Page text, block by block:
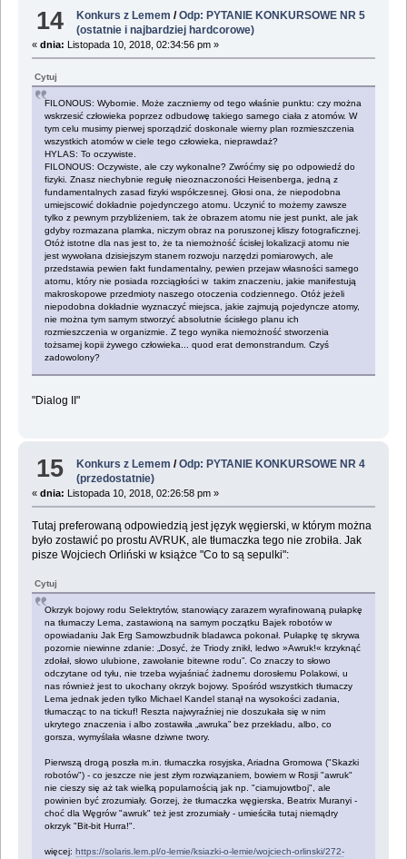
14 Konkurs z Lemem /Odp: PYTANIE KONKURSOWE NR 5
(ostatnie i najbardziej hardcorowe)
« dnia: Listopada 10, 2018, 02:34:56 pm »
Cytuj
FILONOUS: Wybornie. Może zaczniemy od tego właśnie punktu: czy można
wskrzesić człowieka poprzez odbudowę takiego samego ciała z atomów. W
tym celu musimy pierwej sporządzić doskonale wierny plan rozmieszczenia
wszystkich atomów w ciele tego człowieka, nieprawdaż?
HYLAS: To oczywiste.
FILONOUS: Oczywiste, ale czy wykonalne? Zwróćmy się po odpowiedź do
fizyki. Znasz niechybnie regułę nieoznaczoności Heisenberga, jedną z
fundamentalnych zasad fizyki współczesnej. Głosi ona, że niepodobna
umiejscowić dokładnie pojedynczego atomu. Uczynić to możemy zawsze
tylko z pewnym przybliżeniem, tak że obrazem atomu nie jest punkt, ale jak
gdyby rozmazana plamka, niczym obraz na poruszonej kliszy fotograficznej.
Otóż istotne dla nas jest to, że ta niemożność ścisłej lokalizacji atomu nie
jest wywołana dzisiejszym stanem rozwoju narzędzi pomiarowych, ale
przedstawia pewien fakt fundamentalny, pewien przejaw własności samego
atomu, który nie posiada rozciągłości w takim znaczeniu, jakie manifestują
makroskopowe przedmioty naszego otoczenia codziennego. Otóż jeżeli
niepodobna dokładnie wyznaczyć miejsca, jakie zajmują pojedyncze atomy,
nie można tym samym stworzyć absolutnie ścisłego planu ich
rozmieszczenia w organizmie. Z tego wynika niemożność stworzenia
tożsamej kopii żywego człowieka... quod erat demonstrandum. Czyś
zadowolony?
"Dialog II"
15 Konkurs z Lemem /Odp: PYTANIE KONKURSOWE NR 4
(przedostatnie)
« dnia: Listopada 10, 2018, 02:26:58 pm »
Tutaj preferowaną odpowiedzią jest język węgierski, w którym można
było zostawić po prostu AVRUK, ale tłumaczka tego nie zrobiła. Jak
pisze Wojciech Orliński w książce "Co to są sepulki":
Cytuj
Okrzyk bojowy rodu Selektrytów, stanowiący zarazem wyrafinowaną pułapkę
na tłumaczy Lema, zastawioną na samym początku Bajek robotów w
opowiadaniu Jak Erg Samowzbudnik bladawca pokonał. Pułapkę tę skrywa
pozornie niewinne zdanie: „Dosyć, że Triody znikł, ledwo »Awruk!« krzyknąć
zdołał, słowo ulubione, zawołanie bitewne rodu”. Co znaczy to słowo
odczytane od tyłu, nie trzeba wyjaśniać żadnemu dorosłemu Polakowi, u
nas również jest to ukochany okrzyk bojowy. Spośród wszystkich tłumaczy
Lema jednak jeden tylko Michael Kandel stanął na wysokości zadania,
tłumacząc to na tickuf! Reszta najwyraźniej nie doszukała się w nim
ukrytego znaczenia i albo zostawiła „awruka” bez przekładu, albo, co
gorsza, wymyślała własne dziwne twory.
Pierwszą drogą poszła m.in. tłumaczka rosyjska, Ariadna Gromowa ("Skazki
robotów") - co jeszcze nie jest złym rozwiązaniem, bowiem w Rosji "awruk"
nie cieszy się aż tak wielką popularnością jak np. "ciamujowtboj", ale
powinien być zrozumiały. Gorzej, że tłumaczka węgierska, Beatrix Muranyi -
choć dla Węgrów "awruk" też jest zrozumiały - umieściła tutaj niemądry
okrzyk "Bit-bit Hurra!".
więcej: https://solaris.lem.pl/o-lemie/ksiazki-o-lemie/wojciech-orlinski/272-